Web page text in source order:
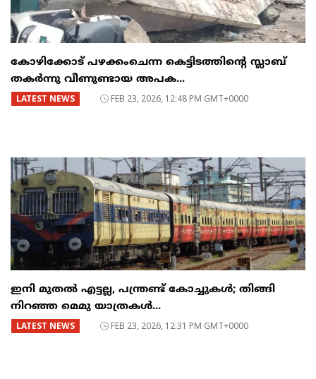
കോഴിക്കോട് പഴക്കംചെന്ന കെട്ടിടത്തിന്റെ സ്ലാബ്
തകർന്നു വീണുണ്ടായ അപക...
LATEST NEWS FEB 23, 2026, 12:48 PM GMT+0000
ഇനി മുതൽ എട്ടല്ല, പന്ത്രണ്ട് കോച്ചുകള്‍; തിങ്ങി
നിറഞ്ഞ മെമു യാത്രകൾ...
LATEST NEWS FEB 23, 2026, 12:31 PM GMT+0000